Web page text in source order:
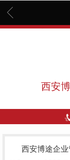
西安
西安博途企